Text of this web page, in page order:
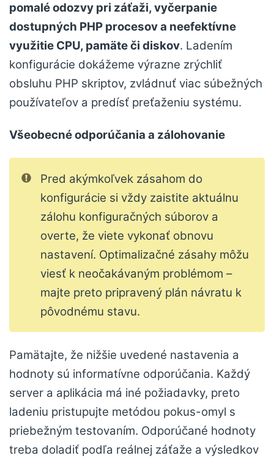
pomalé odozvy pri záťaži, vyčerpanie
dostupných PHP procesov a neefektívne
využitie CPU, pamäte či diskov. Ladením
konfigurácie dokážeme výrazne zrýchliť
obsluhu PHP skriptov, zvládnuť viac súbežných
používateľov a predísť preťaženiu systému.
Všeobecné odporúčania a zálohovanie
Pred akýmkoľvek zásahom do
konfigurácie si vždy zaistite aktuálnu
zálohu konfiguračných súborov a
overte, že viete vykonať obnovu
nastavení. Optimalizačné zásahy môžu
viesť k neočakávaným problémom –
majte preto pripravený plán návratu k
pôvodnému stavu.
Pamätajte, že nižšie uvedené nastavenia a
hodnoty sú informatívne odporúčania. Každý
server a aplikácia má iné požiadavky, preto
ladeniu pristupujte metódou pokus-omyl s
priebežným testovaním. Odporúčané hodnoty
treba doladiť podľa reálnej záťaže a výsledkov